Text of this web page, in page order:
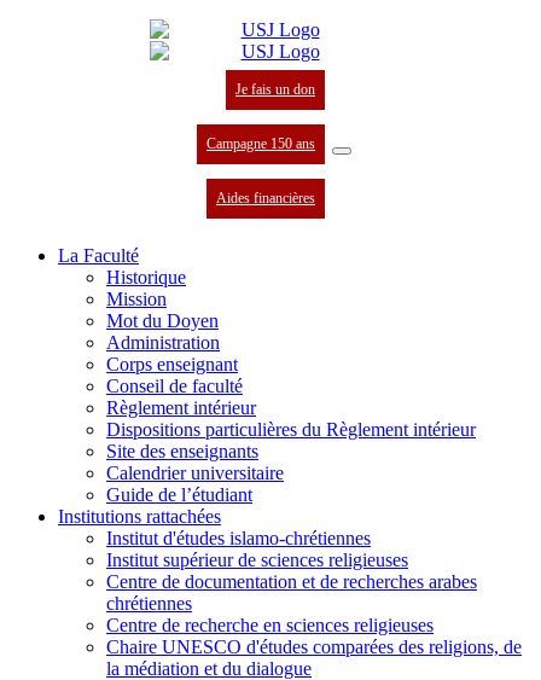
Je fais un don
Campagne 150 ans
Aides financières
La Faculté
Historique
Mission
Mot du Doyen
Administration
Corps enseignant
Conseil de faculté
Règlement intérieur
Dispositions particulières du Règlement intérieur
Site des enseignants
Calendrier universitaire
Guide de l’étudiant
Institutions rattachées
Institut d'études islamo-chrétiennes
Institut supérieur de sciences religieuses
Centre de documentation et de recherches arabes
chrétiennes
Centre de recherche en sciences religieuses
Chaire UNESCO d'études comparées des religions, de
la médiation et du dialogue